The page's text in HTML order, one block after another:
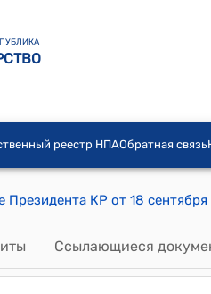
реестр НПАОбратная связь
Ссылающиеся